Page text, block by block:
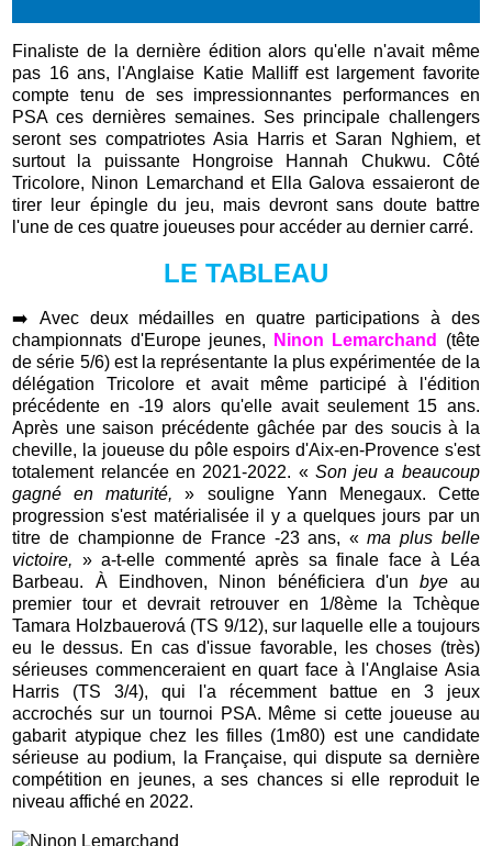
Finaliste de la dernière édition alors qu'elle n'avait même
pas 16 ans, l'Anglaise Katie Malliff est largement favorite
compte tenu de ses impressionnantes performances en
PSA ces dernières semaines. Ses principale challengers
seront ses compatriotes Asia Harris et Saran Nghiem, et
surtout la puissante Hongroise Hannah Chukwu. Côté
Tricolore, Ninon Lemarchand et Ella Galova essaieront de
tirer leur épingle du jeu, mais devront sans doute battre
l'une de ces quatre joueuses pour accéder au dernier carré.
LE TABLEAU
➡️ Avec deux médailles en quatre participations à des
championnats d'Europe jeunes,
Ninon Lemarchand
(tête
de série 5/6) est la représentante la plus expérimentée de la
délégation Tricolore et avait même participé à l'édition
précédente en -19 alors qu'elle avait seulement 15 ans.
Après une saison précédente gâchée par des soucis à la
cheville, la joueuse du pôle espoirs d'Aix-en-Provence s'est
totalement relancée en 2021-2022. « Son jeu a beaucoup
gagné en maturité, » souligne Yann Menegaux. Cette
progression s'est matérialisée il y a quelques jours par un
titre de championne de France -23 ans, «ma plus belle
victoire, » a-t-elle commenté après sa finale face à Léa
Barbeau. À Eindhoven, Ninon bénéficiera d'unbye au
premier tour et devrait retrouver en 1/8ème la Tchèque
Tamara Holzbauerová (TS 9/12), sur laquelle elle a toujours
eu le dessus. En cas d'issue favorable, les choses (très)
sérieuses commenceraient en quart face à l'Anglaise Asia
Harris (TS 3/4), qui l'a récemment battue en 3 jeux
accrochés sur un tournoi PSA. Même si cette joueuse au
gabarit atypique chez les filles (1m80) est une candidate
sérieuse au podium, la Française, qui dispute sa dernière
compétition en jeunes, a ses chances si elle reproduit le
niveau affiché en 2022.